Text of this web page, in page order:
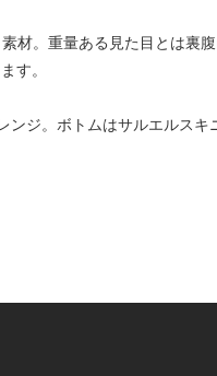
材。重量ある見た目とは裏腹
す。
ンジ。ボトムはサルエルスキ